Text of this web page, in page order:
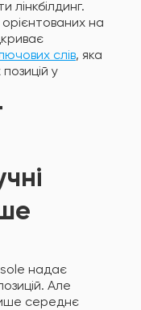
лінкбілдинг.
на
слів, яка
у
надає
Але
середнє